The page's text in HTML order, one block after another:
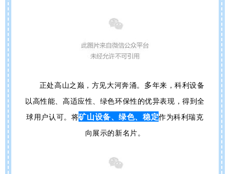
正处高山之巅，方见大河奔涌。 多年来，科利设备
以高性能、高适应性、绿色环保性的优异表现，得到全
球用户认可。将矿山设备、绿色、稳定作为科利瑞克
向展示的新名片。